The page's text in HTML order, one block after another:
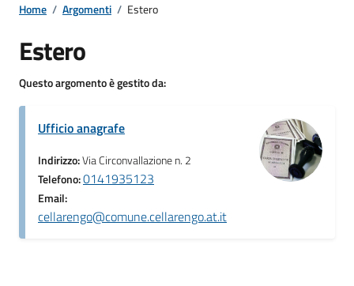
Home / Argomenti / Estero
Estero
Questo argomento è gestito da:
Ufficio anagrafe
Indirizzo:Via Circonvallazione n. 2
Telefono:0141935123
Email:
cellarengo@comune.cellarengo.at.it